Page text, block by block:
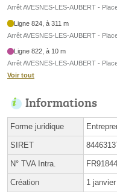
Arrêt AVESNES-LES-AUBERT -
Ligne 824, à 311 m
Arrêt AVESNES-LES-AUBERT -
Ligne 822, à 10 m
Arrêt AVESNES-LES-AUBERT -
Voir tout
Informations
Forme juridique
SIRET
N° TVA Intra.
Création 1